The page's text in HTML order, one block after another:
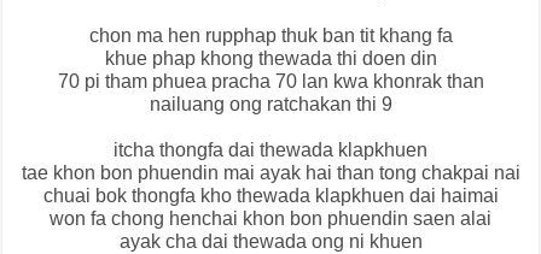
chon ma hen rupphap thuk ban tit khang fa
khue phap khong thewada thi doen din
70 pi tham phuea pracha 70 lan kwa khonrak than
nailuang ong ratchakan thi 9
itcha thongfa dai thewada klapkhuen
tae khon bon phuendin mai ayak hai than tong chakpai nai
chuai bok thongfa kho thewada klapkhuen dai haimai
won fa chong henchai khon bon phuendin saen alai
ayak cha dai thewada ong ni khuen